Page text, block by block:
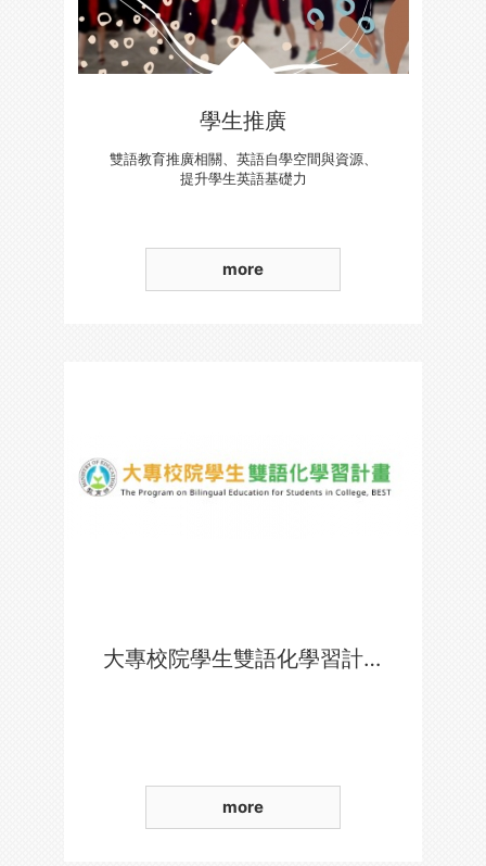
學生推廣
雙語教育推廣相關、英語自學空間與資源、
提升學生英語基礎力
more
大專校院學生雙語化學習計畫
more